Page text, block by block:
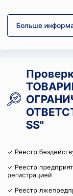
Больше
SS"
✓ Реестр
✓ Реестр
регистрацией
✓ Реестр